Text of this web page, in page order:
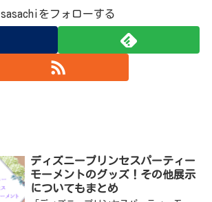
sasachiをフォローする
ディズニープリンセスパーティー
モーメントのグッズ！その他展示
についてもまとめ